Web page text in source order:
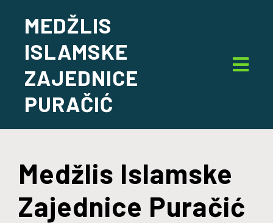
MEDŽLIS
ISLAMSKE
ZAJEDNICE
PURAČIĆ
Medžlis Islamske
Zajednice Puračić